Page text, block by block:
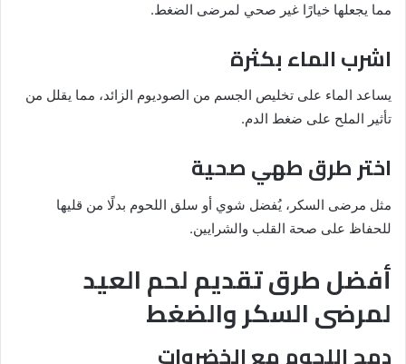
مما يجعلها خيارًا غير صحي لمرضى الضغط.
اشرب الماء بكثرة
يساعد الماء على تخليص الجسم من الصوديوم الزائد، مما يقلل من
تأثير الملح على ضغط الدم.
اختر طرق طهي صحية
مثل مرضى السكر، يُفضل شوي أو سلق اللحوم بدلًا من قليها
للحفاظ على صحة القلب والشرايين.
أفضل طرق تقديم لحم العيد
لمرضى السكر والضغط